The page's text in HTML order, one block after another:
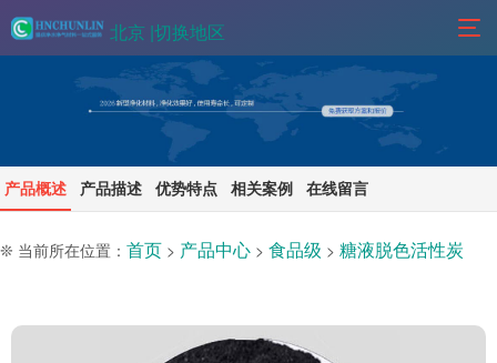
北京 |切换地区
产品概述 产品描述 优势特点 相关案例 在线留言
❊ 当前所在位置： 首页 > 产品中心 > 食品级 > 糖液脱色活性炭